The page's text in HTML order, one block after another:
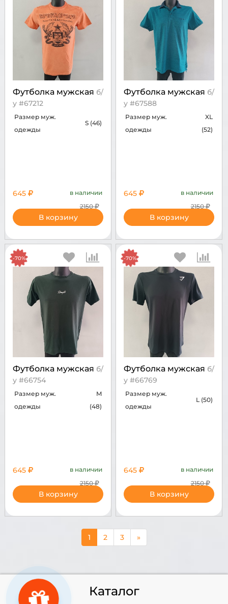
Футболка мужская б/
у #67212
Размер муж.
одежды
S (46)
645
в наличии
2150
В корзину
Футболка мужская б/
у #67588
Размер муж.
одежды
XL
(52)
645
в наличии
2150
В корзину
Футболка мужская б/
у #66754
Размер муж.
одежды
M
(48)
-70%
645
в наличии
2150
В корзину
Футболка мужская б/
у #66769
Размер муж.
одежды
L (50)
-70%
645
в наличии
2150
В корзину
1 2 3 »
Каталог